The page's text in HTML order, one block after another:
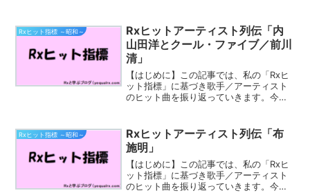
和23年〉12月11日 - 2023年〈令和5年〉
1...
Rxヒット指標 ～昭和～
Rxヒットアーティスト列伝「内
山田洋とクール・ファイブ／前川
清」
【はじめに】この記事では、私の「Rxヒ
ット指標」に基づき歌手／アーティスト
のヒット曲を振り返っていきます。今回
とクール・ファイブ（うちやまだひろし
とクール・ファイブ）は...
Rxヒット指標 ～昭和～
Rxヒットアーティスト列伝「布
施明」
【はじめに】この記事では、私の「Rxヒ
ット指標」に基づき歌手／アーティスト
のヒット曲を振り返っていきます。今回